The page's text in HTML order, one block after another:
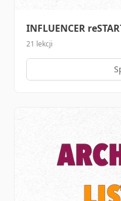
INFLUENCER
21 lekcji